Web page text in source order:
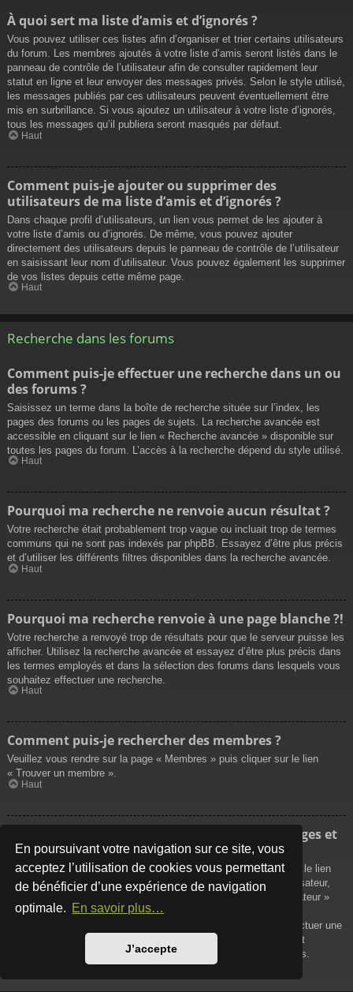
En poursuivant votre navigation sur ce site, vous
acceptez l’utilisation de cookies vous permettant
de bénéficier d’une expérience de navigation
optimale. En savoir plus…
J’accepte
À quoi sert ma liste d’amis et d’ignorés ?
Vous pouvez utiliser ces listes afin d’organiser et trier certains utilisateurs
du forum. Les membres ajoutés à votre liste d’amis seront listés dans le
panneau de contrôle de l’utilisateur afin de consulter rapidement leur
statut en ligne et leur envoyer des messages privés. Selon le style utilisé,
les messages publiés par ces utilisateurs peuvent éventuellement être
mis en surbrillance. Si vous ajoutez un utilisateur à votre liste d’ignorés,
tous les messages qu’il publiera seront masqués par défaut.
Haut
Comment puis-je ajouter ou supprimer des
utilisateurs de ma liste d’amis et d’ignorés ?
Dans chaque profil d’utilisateurs, un lien vous permet de les ajouter à
votre liste d’amis ou d’ignorés. De même, vous pouvez ajouter
directement des utilisateurs depuis le panneau de contrôle de l’utilisateur
en saisissant leur nom d’utilisateur. Vous pouvez également les supprimer
de vos listes depuis cette même page.
Haut
Recherche dans les forums
Comment puis-je effectuer une recherche dans un ou
des forums ?
Saisissez un terme dans la boîte de recherche située sur l’index, les
pages des forums ou les pages de sujets. La recherche avancée est
accessible en cliquant sur le lien « Recherche avancée » disponible sur
toutes les pages du forum. L’accès à la recherche dépend du style utilisé.
Haut
Pourquoi ma recherche ne renvoie aucun résultat ?
Votre recherche était probablement trop vague ou incluait trop de termes
communs qui ne sont pas indexés par phpBB. Essayez d’être plus précis
et d’utiliser les différents filtres disponibles dans la recherche avancée.
Haut
Pourquoi ma recherche renvoie à une page blanche ?!
Votre recherche a renvoyé trop de résultats pour que le serveur puisse les
afficher. Utilisez la recherche avancée et essayez d’être plus précis dans
les termes employés et dans la sélection des forums dans lesquels vous
souhaitez effectuer une recherche.
Haut
Comment puis-je rechercher des membres ?
Veuillez vous rendre sur la page « Membres » puis cliquer sur le lien
« Trouver un membre ».
Haut
Comment puis-je retrouver mes propres messages et
sujets ?
Vos propres messages peuvent être affichés soit en cliquant sur le lien
« Afficher vos messages » dans le panneau de contrôle de l’utilisateur,
soit en cliquant sur le lien « Rechercher les messages de l’utilisateur »
sur la page de votre propre profil ou soit en cliquant sur le menu
« Raccourcis » situé sur la partie supérieure du forum. Pour effectuer une
recherche de vos propres sujets, utilisez la recherche avancée et
remplissez convenablement les options qui vous sont disponibles.